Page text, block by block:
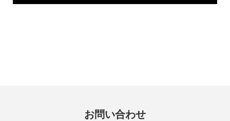
お問い合わせ